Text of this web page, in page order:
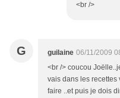
<br />
G guilaine 06/11/2009
<br /> coucou
vais dans les recettes
faire ..et puis je dois